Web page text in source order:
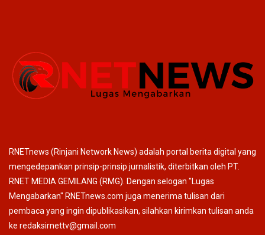
RNETnews (Rinjani Network News) adalah portal berita digital yang
mengedepankan prinsip-prinsip jurnalistik, diterbitkan oleh PT.
RNET MEDIA GEMILANG (RMG). Dengan selogan "Lugas
Mengabarkan" RNETnews.com juga menerima tulisan dari
pembaca yang ingin dipublikasikan, silahkan kirimkan tulisan anda
ke redaksirnettv@gmail.com